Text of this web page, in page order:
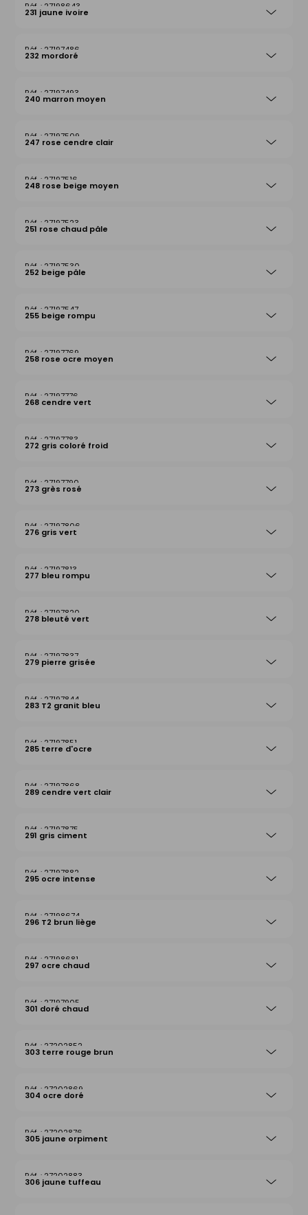
27198643
231 jaune ivoire
27197486
232 mordoré
27197493
240 marron moyen
27197509
247 rose cendre clair
27197516
248 rose beige moyen
27197523
251 rose chaud pâle
27197530
252 beige pâle
27197547
255 beige rompu
27197769
258 rose ocre moyen
27197776
268 cendre vert
27197783
272 gris coloré froid
27197790
273 grès rosé
27197806
276 gris vert
27197813
277 bleu rompu
27197820
278 bleuté vert
27197837
279 pierre grisée
27197844
283 T2 granit bleu
27197851
285 terre d'ocre
27197868
289 cendre vert clair
27197875
291 gris ciment
27197882
295 ocre intense
27198674
296 T2 brun liège
27198681
297 ocre chaud
27197905
301 doré chaud
27202852
303 terre rouge brun
27202869
304 ocre doré
27202876
305 jaune orpiment
27202883
306 jaune tuffeau